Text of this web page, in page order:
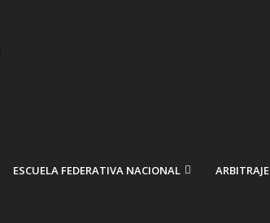
ESCUELA FEDERATIVA NACIONAL ARBITRAJE